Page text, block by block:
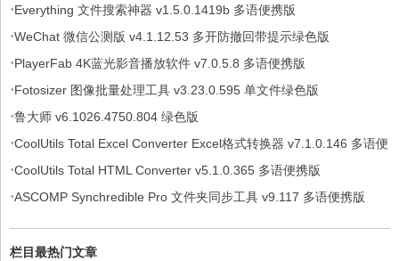
·Everything 文件搜索神器 v1.5.0.1419b 多语便携版
·WeChat 微信公测版 v4.1.12.53 多开防撤回带提示绿色版
·PlayerFab 4K蓝光影音播放软件 v7.0.5.8 多语便携版
·Fotosizer 图像批量处理工具 v3.23.0.595 单文件绿色版
·鲁大师 v6.1026.4750.804 绿色版
·CoolUtils Total Excel Converter Excel格式转换器 v7.1.0.146 多语便
携版
·CoolUtils Total HTML Converter v5.1.0.365 多语便携版
·ASCOMP Synchredible Pro 文件夹同步工具 v9.117 多语便携版
栏目最热门文章